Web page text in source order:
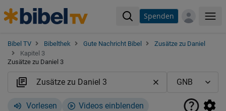
Spenden
Bibel TV Bibelthek Gute Nachricht Bibel
Zusätze zu Daniel
Kapitel 3
Zusätze zu Daniel 3
Vorlesen Videos einblenden